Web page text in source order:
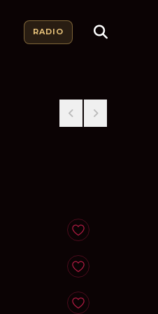
RADIO
Anadir a favoritos
Anadir a favoritos
Anadir a favoritos